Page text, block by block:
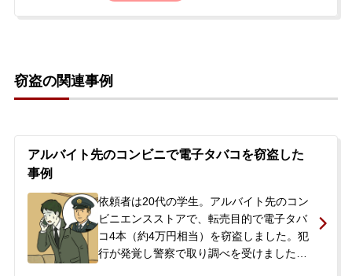
がわからないため当事務所に初回接見を依
頼され、弁護活動が始まりました。
窃盗の関連事例
アルバイト先のコンビニで電子タバコを窃盗した
事例
依頼者は20代の学生。アルバイト先のコン
ビニエンスストアで、転売目的で電子タバ
コ4本（約4万円相当）を窃盗しました。犯
行が発覚し警察で取り調べを受けました